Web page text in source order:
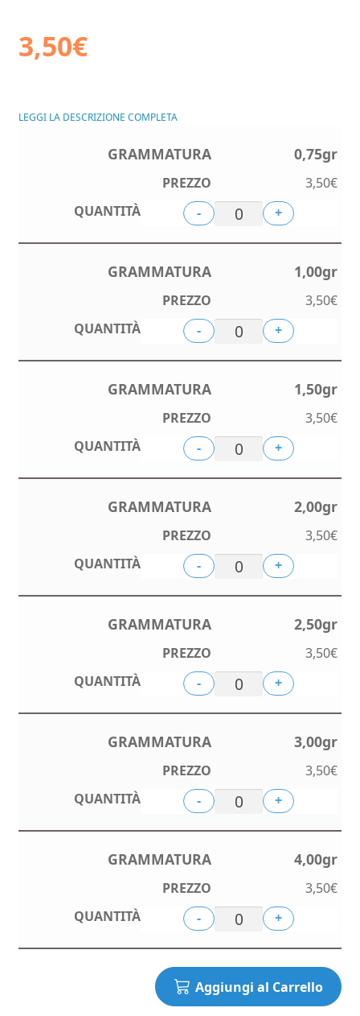
3,50€
LEGGI LA DESCRIZIONE COMPLETA
0,75gr
3,50€
-
+
1,00gr
3,50€
-
+
1,50gr
3,50€
-
+
2,00gr
3,50€
-
+
2,50gr
3,50€
-
+
3,00gr
3,50€
-
+
4,00gr
3,50€
-
+
Aggiungi al Carrello